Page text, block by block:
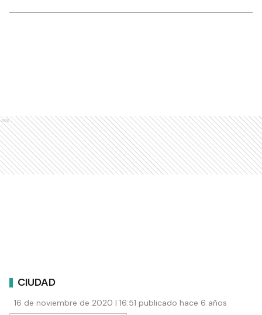
Ads
CIUDAD
16 de noviembre de 2020 | 16:51 publicado hace 6 años